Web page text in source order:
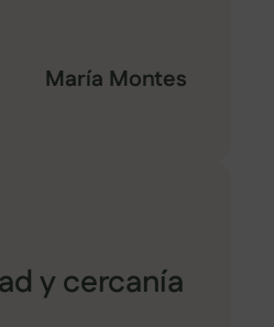
María Montes
y cercanía